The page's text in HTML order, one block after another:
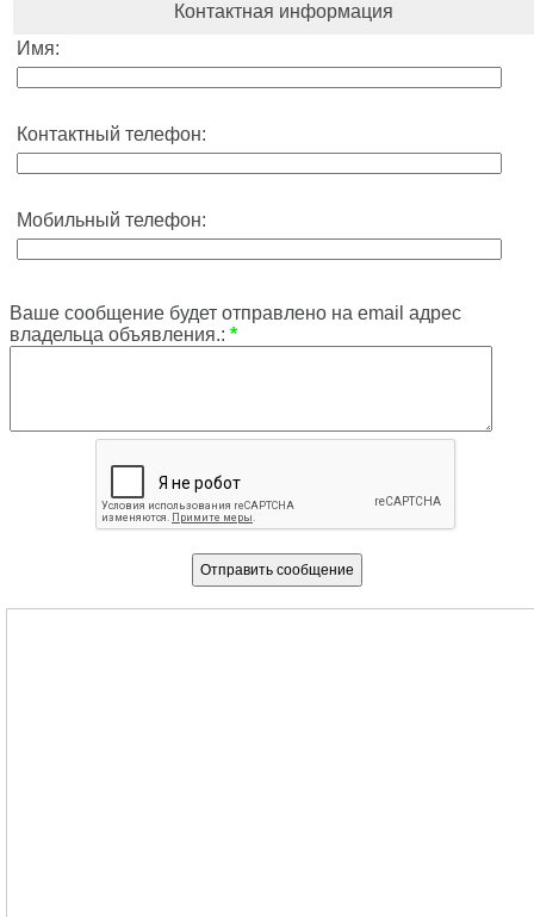
Контактная информация
Имя:
Контактный телефон:
Мобильный телефон:
Ваше сообщение будет отправлено на email адрес
владельца объявления.: *